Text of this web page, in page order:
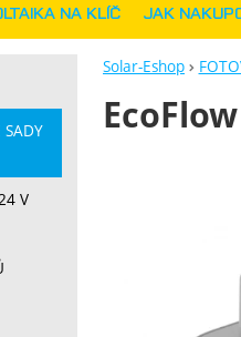
Solar-Eshop
SADY
V
NA KLÍČ JAK